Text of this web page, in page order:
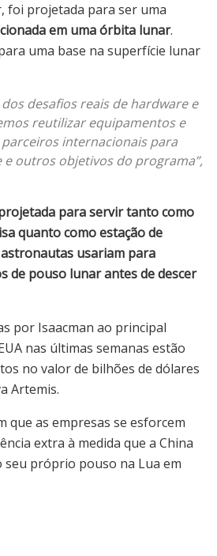
foi projetada para ser uma
em uma órbita lunar.
uma base na superfície lunar
desafios reais de hardware e
reutilizar equipamentos e
internacionais para
e outros objetivos do programa”,
para servir tanto como
quanto como estação de
usariam para
de pouso lunar antes de descer
por Isaacman ao principal
nas últimas semanas estão
no valor de bilhões de dólares
Artemis.
que as empresas se esforcem
extra à medida que a China
seu próprio pouso na Lua em